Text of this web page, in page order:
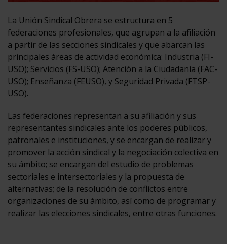
La Unión Sindical Obrera se estructura en 5
federaciones profesionales, que agrupan a la afiliación
a partir de las secciones sindicales y que abarcan las
principales áreas de actividad económica: Industria (FI-
USO); Servicios (FS-USO); Atención a la Ciudadanía (FAC-
USO); Enseñanza (FEUSO), y Seguridad Privada (FTSP-
USO).
Las federaciones representan a su afiliación y sus
representantes sindicales ante los poderes públicos,
patronales e instituciones, y se encargan de realizar y
promover la acción sindical y la negociación colectiva en
su ámbito; se encargan del estudio de problemas
sectoriales e intersectoriales y la propuesta de
alternativas; de la resolución de conflictos entre
organizaciones de su ámbito, así como de programar y
realizar las elecciones sindicales, entre otras funciones.